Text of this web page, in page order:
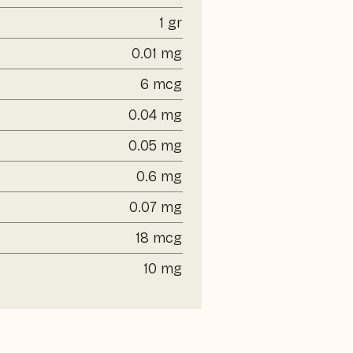
1 gr
0.01 mg
6 mcg
0.04 mg
0.05 mg
0.6 mg
0.07 mg
18 mcg
10 mg